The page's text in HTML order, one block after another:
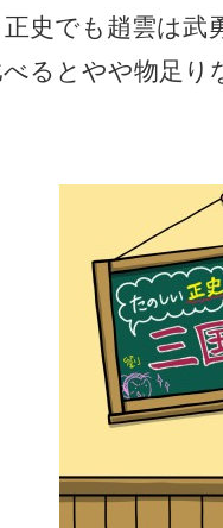
史でも趙雲は
るとやや物足り